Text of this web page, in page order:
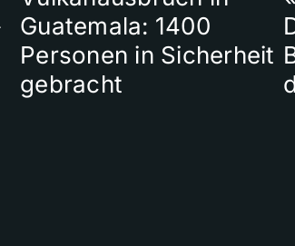
Guatemala: 1400
Personen in Sicherheit
gebracht